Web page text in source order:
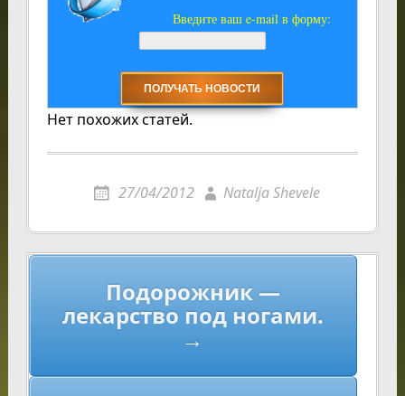
Введите ваш e-mail в форму:
Нет похожих статей.
27/04/2012 Natalja Shevele
Навигация
записям
Подорожник —
лекарство под ногами.
→